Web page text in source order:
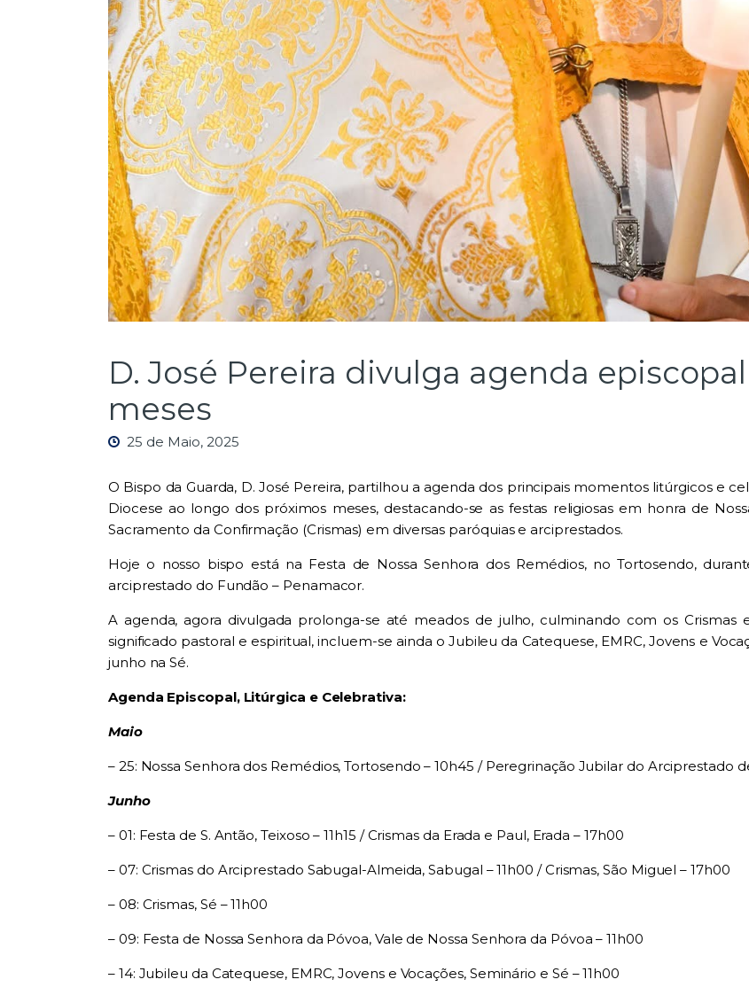
D. José Pereira divulga agenda
meses
25 de Maio, 2025
O Bispo da Guarda, D. José Pereira, partilhou a agenda dos principais momentos litúrgicos e
Diocese ao longo dos próximos meses, destacando-se as festas religiosas em honra de
Sacramento da Confirmação (Crismas) em diversas paróquias e arciprestados.
Hoje o nosso bispo está na Festa de Nossa Senhora dos Remédios, no Tortosendo,
arciprestado do Fundão – Penamacor.
A agenda, agora divulgada prolonga-se até meados de julho, culminando com os
significado pastoral e espiritual, incluem-se ainda o Jubileu da Catequese, EMRC, Jovens e
junho na Sé.
Agenda Episcopal, Litúrgica e Celebrativa:
Maio
– 25: Nossa Senhora dos Remédios, Tortosendo – 10h45 / Peregrinação Jubilar do Arciprestado
Junho
– 01: Festa de S. Antão, Teixoso – 11h15 /Crismas da Erada e Paul, Erada – 17h00
– 07: Crismas do Arciprestado Sabugal-Almeida, Sabugal – 11h00 /Crismas, São Miguel – 17h00
– 08: Crismas, Sé – 11h00
– 09: Festa de Nossa Senhora da Póvoa, Vale de Nossa Senhora da Póvoa – 11h00
– 14: Jubileu da Catequese, EMRC, Jovens e Vocações, Seminário e Sé – 11h00